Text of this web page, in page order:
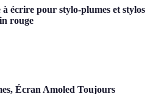
écrire pour stylo-plumes et stylos
rouge
Écran Amoled Toujours